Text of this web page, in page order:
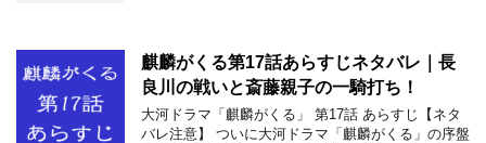
麒麟がくる第17話あらすじネタバレ｜長
良川の戦いと斎藤親子の一騎打ち！
大河ドラマ「麒麟がくる」 第17話 あらすじ【ネタ
バレ注意】 ついに大河ドラマ「麒麟がくる」の序盤